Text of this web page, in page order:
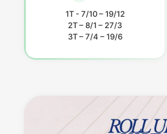
1T - 7/10 – 19/12
2T – 8/1 – 27/3
3T – 7/4 – 19/6